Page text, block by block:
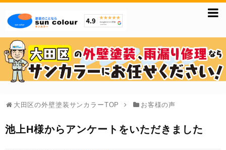
大田区の外壁塗装サンカラーTOP お客様の声
池上H様からアンケートをいただきました